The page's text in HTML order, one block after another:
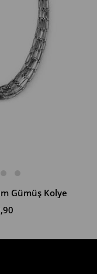
Gümüş Kolye